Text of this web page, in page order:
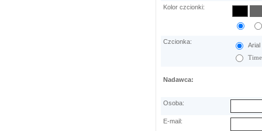
Kolor czcionki:
Czcionka:
Arial
Nadawca:
Osoba:
E-mail: